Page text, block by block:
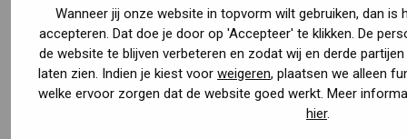
Wanneer jij onze website in topvorm wilt gebruiken, dan
accepteren. Dat doe je door op 'Accepteer' te klikken. De
de website te blijven verbeteren en zodat wij en derde
laten zien. Indien je kiest voor weigeren, plaatsen we alleen
welke ervoor zorgen dat de website goed werkt. Meer
hier.
Bekijk ook
Reacties